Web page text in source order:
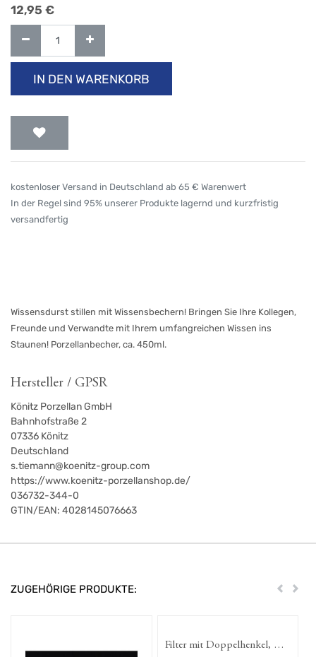
12,95 €
IN DEN WARENKORB
kostenloser Versand in Deutschland ab 65 € Warenwert
In der Regel sind 95% unserer Produkte lagernd und kurzfristig
versandfertig
Wissensdurst stillen mit Wissensbechern! Bringen Sie Ihre Kollegen,
Freunde und Verwandte mit Ihrem umfangreichen Wissen ins
Staunen! Porzellanbecher, ca. 450ml.
Hersteller / GPSR
Könitz Porzellan GmbH
Bahnhofstraße 2
07336 Könitz
Deutschland
s.tiemann@koenitz-group.com
https://www.koenitz-porzellanshop.de/
036732-344-0
GTIN/EAN: 4028145076663
ZUGEHÖRIGE PRODUKTE: Zurück
Filter mit Doppelhenkel, D.